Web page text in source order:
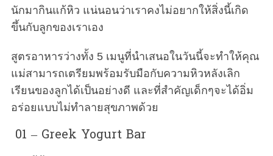
นักมากินแก้หิว แน่นอนว่าเราคงไม่อยากให้สิ่งนี้เกิด
ขึ้นกับลูกของเราเอง
สูตรอาหารว่างทั้ง 5 เมนูที่นำเสนอในวันนี้จะทำให้คุณ
แม่สามารถเตรียมพร้อมรับมือกับความหิวหลังเลิก
เรียนของลูกได้เป็นอย่างดี และที่สำคัญเด็กๆจะได้อิ่ม
อร่อยแบบไม่ทำลายสุขภาพด้วย
01 – Greek Yogurt Bar